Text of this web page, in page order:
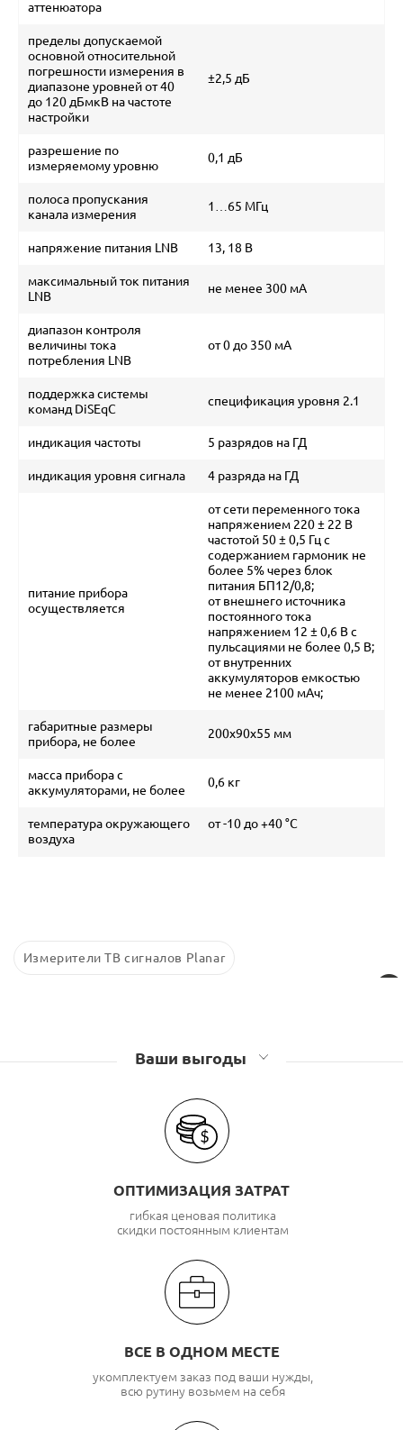
аттенюатора
пределы допускаемой
основной относительной
погрешности измерения в
диапазоне уровней от 40
до 120 дБмкВ на частоте
настройки
±2,5 дБ
разрешение по
измеряемому уровню
0,1 дБ
полоса пропускания
канала измерения
1…65 МГц
напряжение питания LNB 13, 18 В
максимальный ток питания
LNB
не менее 300 мА
диапазон контроля
величины тока
потребления LNB
от 0 до 350 мА
поддержка системы
команд DiSEqC
спецификация уровня 2.1
индикация частоты 5 разрядов на ГД
индикация уровня сигнала 4 разряда на ГД
питание прибора
осуществляется
от сети переменного тока
напряжением 220 ± 22 В
частотой 50 ± 0,5 Гц с
содержанием гармоник не
более 5% через блок
питания БП12/0,8;
от внешнего источника
постоянного тока
напряжением 12 ± 0,6 В с
пульсациями не более 0,5 В;
от внутренних
аккумуляторов емкостью
не менее 2100 мАч;
габаритные размеры
прибора, не более
200x90x55 мм
масса прибора с
аккумуляторами, не более
0,6 кг
температура окружающего
воздуха
от -10 до +40 °С
Измерители ТВ сигналов Planar
Ваши выгоды
ОПТИМИЗАЦИЯ ЗАТРАТ
гибкая ценовая политика
скидки постоянным клиентам
ВСЕ В ОДНОМ МЕСТЕ
укомплектуем заказ под ваши нужды,
всю рутину возьмем на себя